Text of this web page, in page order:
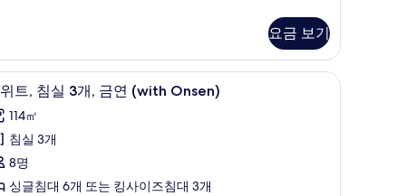
요금 보기
Room) | 객실 내 금고, 책상, 무료 WiFi, 침대 시트
17트, 침실 3개, 금연 (with Onsen)
114㎡
침실 3개
8명
싱글침대 6개 또는 킹사이즈침대 3개